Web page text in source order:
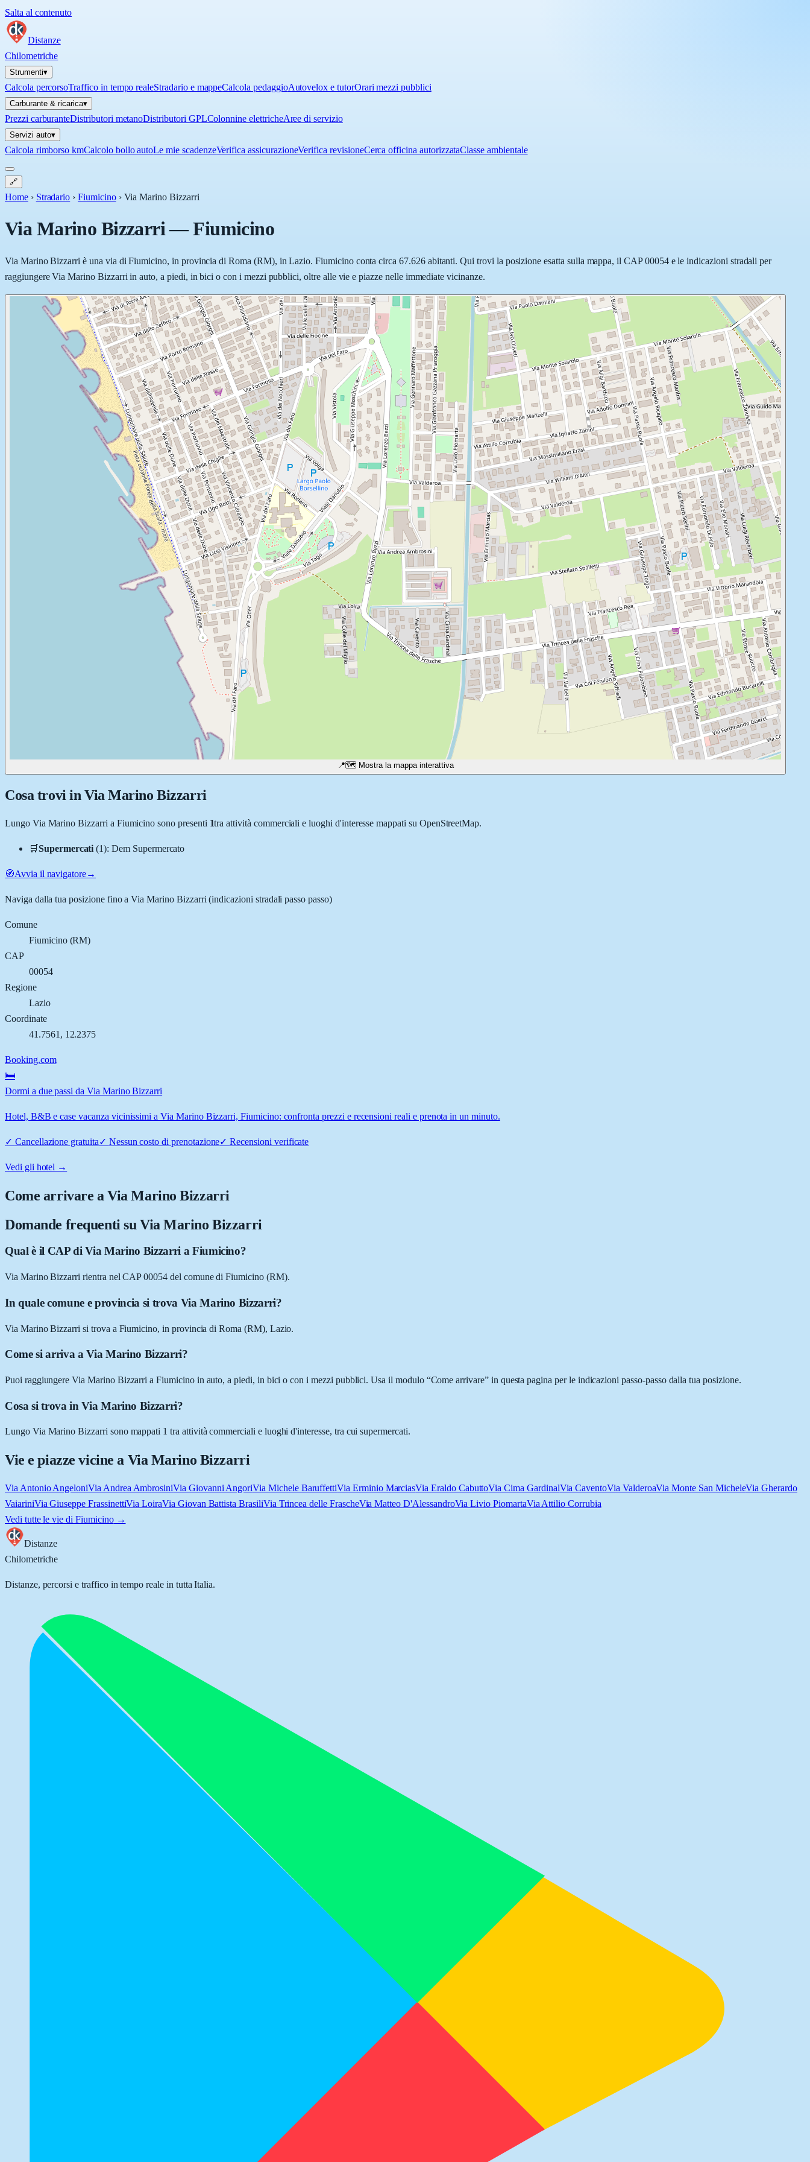
Salta al contenuto
Distanze
Chilometriche
Strumenti▾
Calcola percorsoTraffico in tempo realeStradario e mappeCalcola pedaggioAutovelox e tutorOrari mezzi pubblici
Carburante & ricarica▾
Prezzi carburanteDistributori metanoDistributori GPLColonnine elettricheAree di servizio
Servizi auto▾
Calcola rimborso kmCalcolo bollo autoLe mie scadenzeVerifica assicurazioneVerifica revisioneCerca officina autorizzataClasse ambientale
🔗
Home › Stradario › Fiumicino › Via Marino Bizzarri
Via Marino Bizzarri—Fiumicino
Via Marino Bizzarri è una via di Fiumicino, in provincia di Roma (RM), in Lazio. Fiumicino conta circa 67.626 abitanti. Qui trovi la posizione esatta sulla mappa, il CAP 00054 e le indicazioni stradali per
raggiungere Via Marino Bizzarri in auto, a piedi, in bici o con i mezzi pubblici, oltre alle vie e piazze nelle immediate vicinanze.
📍🗺️ Mostra la mappa interattiva
Cosa trovi in Via Marino Bizzarri
Lungo Via Marino Bizzarri a Fiumicino sono presenti 1tra attività commerciali e luoghi d'interesse mappati su OpenStreetMap.
🛒Supermercati (1):Dem Supermercato
🧭Avvia il navigatore→
Naviga dalla tua posizione fino aVia Marino Bizzarri (indicazioni stradali passo passo)
Comune
Fiumicino(RM)
CAP
00054
Regione
Lazio
Coordinate
41.7561 , 12.2375
Booking.com
🛏️
Dormi a due passi da Via Marino Bizzarri
Hotel, B&B e case vacanza vicinissimi a Via Marino Bizzarri, Fiumicino: confronta prezzi e recensioni reali e prenota in un minuto.
✓ Cancellazione gratuita✓ Nessun costo di prenotazione✓Recensioni verificate
Vedi gli hotel →
Come arrivare aVia Marino Bizzarri
Domande frequenti su Via Marino Bizzarri
Qual è il CAP di Via Marino Bizzarri a Fiumicino?
Via Marino Bizzarri rientra nel CAP 00054 del comune di Fiumicino (RM).
In quale comune e provincia si trova Via Marino Bizzarri?
Via Marino Bizzarri si trova a Fiumicino, in provincia di Roma (RM), Lazio.
Come si arriva a Via Marino Bizzarri?
Puoi raggiungere Via Marino Bizzarri a Fiumicino in auto, a piedi, in bici o con i mezzi pubblici. Usa il modulo “Come arrivare” in questa pagina per le indicazioni passo-passo dalla tua posizione.
Cosa si trova in Via Marino Bizzarri?
Lungo Via Marino Bizzarri sono mappati 1 tra attività commerciali e luoghi d'interesse, tra cui supermercati.
Vie e piazze vicine a Via Marino Bizzarri
Via Antonio AngeloniVia Andrea AmbrosiniVia Giovanni AngoriVia Michele BaruffettiVia Erminio MarciasVia Eraldo CabuttoVia Cima GardinalVia CaventoVia ValderoaVia Monte San MicheleVia Gherardo
VaiariniVia Giuseppe FrassinettiVia LoiraVia Giovan Battista BrasiliVia Trincea delle FrascheVia Matteo D'AlessandroVia Livio PiomartaVia Attilio Corrubia
Vedi tutte le vie di Fiumicino→
Distanze
Chilometriche
Distanze, percorsi e traffico in tempo reale in tutta Italia.